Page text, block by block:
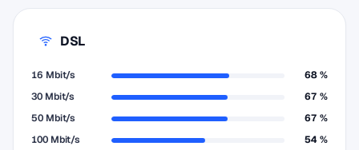
DSL
16 Mbit/s
68 %
30 Mbit/s
67 %
50 Mbit/s
67 %
100 Mbit/s
54 %